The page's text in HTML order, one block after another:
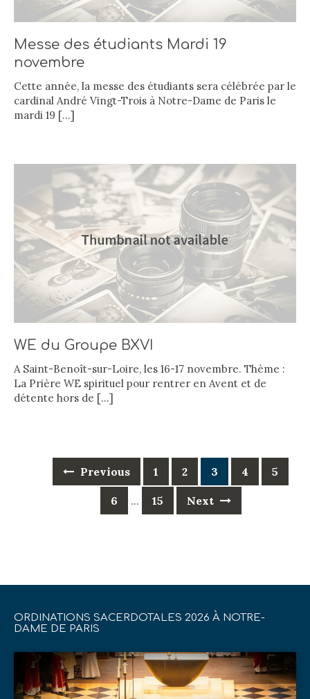
Messe des étudiants Mardi 19
novembre
Cette année, la messe des étudiants sera célébrée par le
cardinal André Vingt-Trois à Notre-Dame de Paris le
mardi 19 […]
WE du Groupe BXVI
A Saint-Benoît-sur-Loire, les 16-17 novembre. Thème :
La Prière WE spirituel pour rentrer en Avent et de
détente hors de […]
navigation
Previous 1 2 3 4 5
6 … 15 Next
ORDINATIONS SACERDOTALES 2026 À NOTRE-
DAME DE PARIS